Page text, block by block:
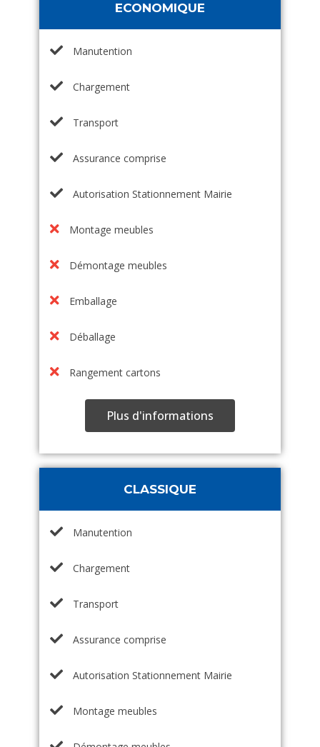
ECONOMIQUE
Manutention
Chargement
Transport
Assurance comprise
Autorisation Stationnement Mairie
Montage meubles
Démontage meubles
Emballage
Déballage
Rangement cartons
Plus d'informations
CLASSIQUE
Manutention
Chargement
Transport
Assurance comprise
Autorisation Stationnement Mairie
Montage meubles